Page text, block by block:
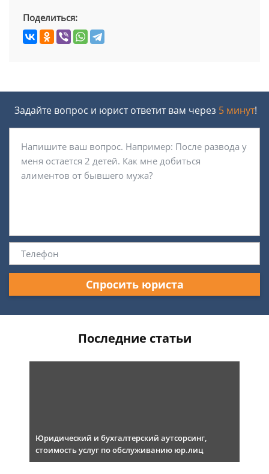
Поделиться:
Задайте вопрос и юрист ответит вам через 5 минут!
Спросить юриста
Последние статьи
Юридический и бухгалтерский аутсорсинг,
стоимость услуг по обслуживанию юр.лиц